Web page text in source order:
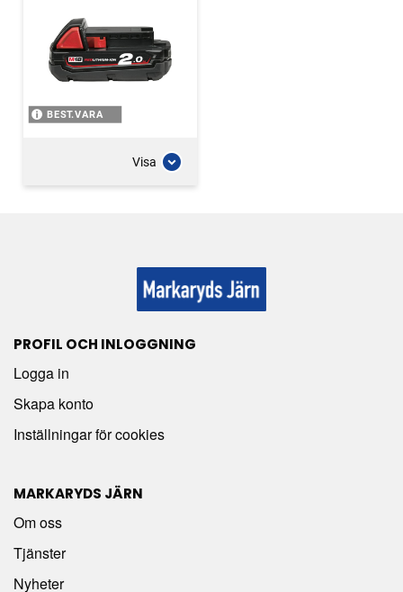
BEST.VARA
Visa
PROFIL OCH INLOGGNING
Logga in
Skapa konto
Inställningar för cookies
MARKARYDS JÄRN
Om oss
Tjänster
Nyheter